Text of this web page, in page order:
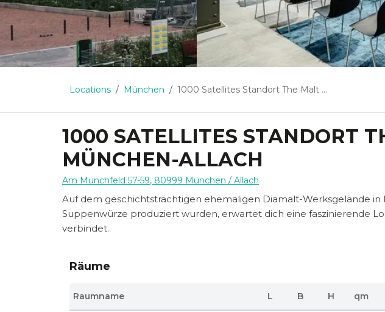
Locations München 1000 Satellites Standort The Malt München-Allach
1000 SATELLITES STANDORT
MÜNCHEN-ALLACH
Am Münchfeld 57-59, 80999 München / Allach
Auf dem geschichtsträchtigen ehemaligen Diamalt-Werksgelände
Suppenwürze produziert wurden, erwartet dich eine faszinierende
verbindet.
Räume
Raumname L B H qm